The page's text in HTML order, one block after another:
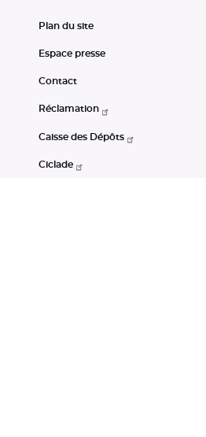
Plan du site
Espace presse
Contact
Réclamation
Caisse des Dépôts
Ciclade